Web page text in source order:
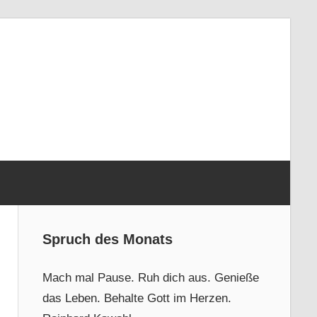
Spruch des Monats
Mach mal Pause. Ruh dich aus. Genieße
das Leben. Behalte Gott im Herzen.